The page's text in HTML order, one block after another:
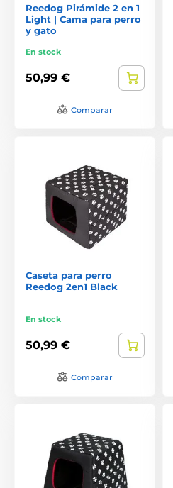
Reedog Pirámide 2 en 1
Light | Cama para perro
y gato
En stock
50,99 €
Comparar
Caseta para perro
Reedog 2en1 Black
En stock
50,99 €
Comparar